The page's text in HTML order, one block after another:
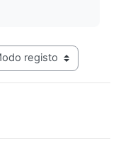
terciária do